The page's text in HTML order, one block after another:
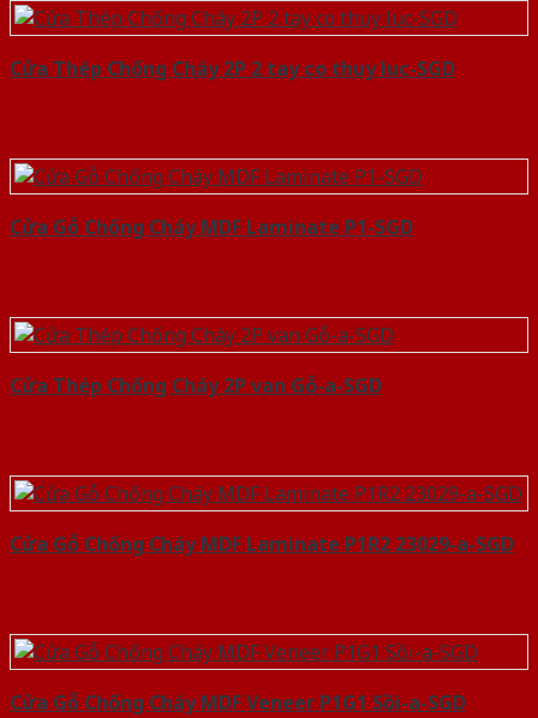
Cửa Thép Chống Cháy 2P 2 tay co thuy luc-SGD
Cửa Gỗ Chống Cháy MDF Laminate P1-SGD
Cửa Thép Chống Cháy 2P van Gỗ-a-SGD
Cửa Gỗ Chống Cháy MDF Laminate P1R2 23029-a-SGD
Cửa Gỗ Chống Cháy MDF Veneer P1G1 Sồi-a-SGD